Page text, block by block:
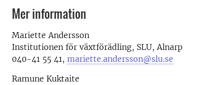
Mer information
Mariette Andersson
Institutionen för växtförädling, SLU, Alnarp
040-41 55 41, mariette.andersson@slu.se
Ramune Kuktaite